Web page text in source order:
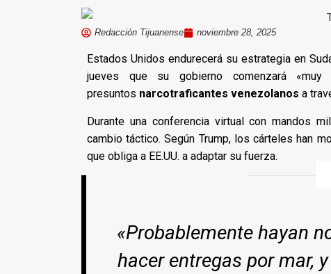
Redacción Tijuanense noviembre 28, 2025
Estados Unidos endurecerá su estrategia en
jueves que su gobierno comenzará
presuntos narcotraficantes venezolanos a
Durante una conferencia virtual con mandos
cambio táctico. Según Trump, los cárteles han
que obliga a EE.UU. a adaptar su fuerza.
«Probablemente hayan
hacer entregas por mar,